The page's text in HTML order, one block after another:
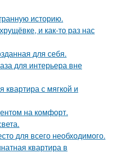
историю.
и как-то раз нас
для себя.
для интерьера вне
квартира с мягкой и
на комфорт.
для всего необходимого.
квартира в